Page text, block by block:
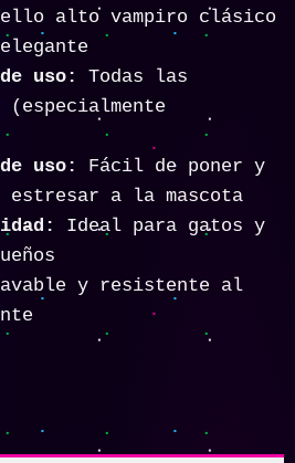
alto vampiro clásico
uso:
Todas las
(especialmente
uso:
Fácil de poner y
a la mascota
Ideal para gatos y
y resistente al